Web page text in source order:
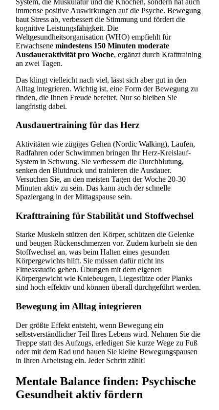
immense positive Auswirkungen auf die Psyche. Bewegung
baut Stress ab, verbessert die Stimmung und fördert die
kognitive Leistungsfähigkeit. Die
Weltgesundheitsorganisation (WHO) empfiehlt für
Erwachsene mindestens 150 Minuten moderate
Ausdaueraktivität pro Woche, ergänzt durch Krafttraining
an zwei Tagen.
Das klingt vielleicht nach viel, lässt sich aber gut in den
Alltag integrieren. Wichtig ist, eine Form der Bewegung zu
finden, die Ihnen Freude bereitet. Nur so bleiben Sie
langfristig dabei.
Ausdauertraining für das Herz
Aktivitäten wie zügiges Gehen (Nordic Walking), Laufen,
Radfahren oder Schwimmen bringen Ihr Herz-Kreislauf-
System in Schwung. Sie verbessern die Durchblutung,
senken den Blutdruck und trainieren die Ausdauer.
Versuchen Sie, an den meisten Tagen der Woche 20-30
Minuten aktiv zu sein. Das kann auch der schnelle
Spaziergang in der Mittagspause sein.
Krafttraining für Stabilität und Stoffwechsel
Starke Muskeln stützen den Körper, schützen die Gelenke
und beugen Rückenschmerzen vor. Zudem kurbeln sie den
Stoffwechsel an, was beim Halten eines gesunden
Körpergewichts hilft. Sie müssen dafür nicht ins
Fitnessstudio gehen. Übungen mit dem eigenen
Körpergewicht wie Kniebeugen, Liegestütze oder Planks
sind hoch effektiv und können überall durchgeführt werden.
Bewegung im Alltag integrieren
Der größte Effekt entsteht, wenn Bewegung ein
selbstverständlicher Teil Ihres Lebens wird. Nehmen Sie die
Treppe statt des Aufzugs, erledigen Sie kurze Wege zu Fuß
oder mit dem Rad und bauen Sie kleine Bewegungspausen
in Ihren Arbeitstag ein. Jeder Schritt zählt!
Mentale Balance finden: Psychische
Gesundheit aktiv fördern